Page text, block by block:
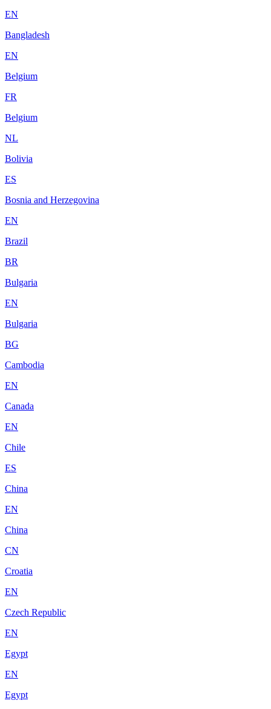
EN
Bangladesh
EN
Belgium
FR
Belgium
NL
Bolivia
ES
Bosnia and Herzegovina
EN
Brazil
BR
Bulgaria
EN
Bulgaria
BG
Cambodia
EN
Canada
EN
Chile
ES
China
EN
China
CN
Croatia
EN
Czech Republic
EN
Egypt
EN
Egypt